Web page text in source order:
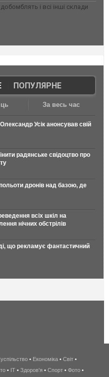
і всі інші склади
| ПОПУЛЯРНЕ
За весь час
Усік анонсував свій
радянське свідоцтво про
дронів над базою, де
всіх шкіл на
нічних обстрілів
що рекламує фантастичний
беспроводной
интернет
• Економіка • Світ •
• IT • Здоров'я • Спорт • Фото •